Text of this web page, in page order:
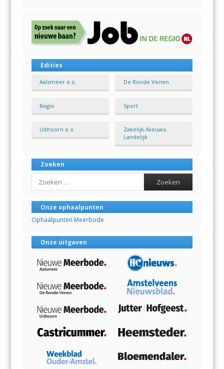
Edities
Aalsmeer e.o. De Ronde Venen
Regio Sport
Uithoorn e.o.
Zakelijk-Nieuws-
Landelijk
Zoeken
Search
Onze ophaalpunten
Ophaalpunten Meerbode
Onze uitgaven